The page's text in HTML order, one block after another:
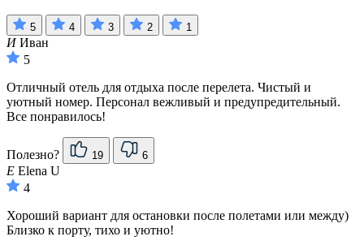
5 4 3 2 1
ИИван
5
Отличный отель для отдыха после перелета. Чистый и
уютный номер. Персонал вежливый и предупредительный.
Все понравилось!
Полезно? 19 6
E Elena U
4
Хороший вариант для остановки после полетами или между)
Близко к порту, тихо и уютно!